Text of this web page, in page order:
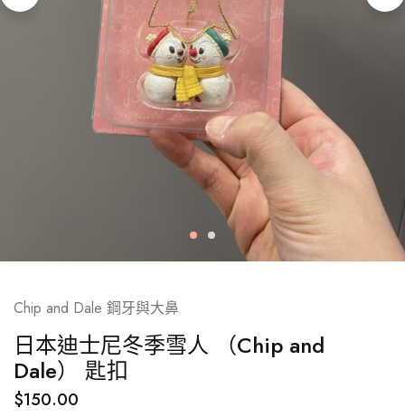
Chip and Dale 鋼牙與大鼻
日本迪士尼冬季雪人 （Chip and
Dale） 匙扣
$150.00